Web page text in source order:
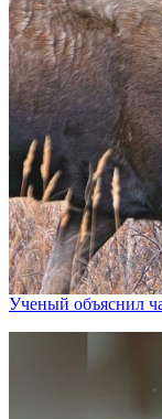
Ученый объяснил